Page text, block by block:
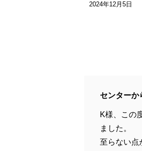
2024年12月5日
センターか
K様、この
ました。
至らない点